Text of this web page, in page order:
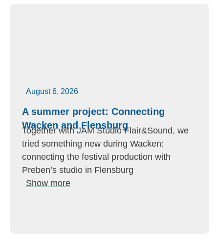
August 6, 2026
A summer project: Connecting
Wacken and Flensburg
Together with JAM Studio Flair&Sound, we
tried something new during Wacken:
connecting the festival production with
Preben’s studio in Flensburg
Show more